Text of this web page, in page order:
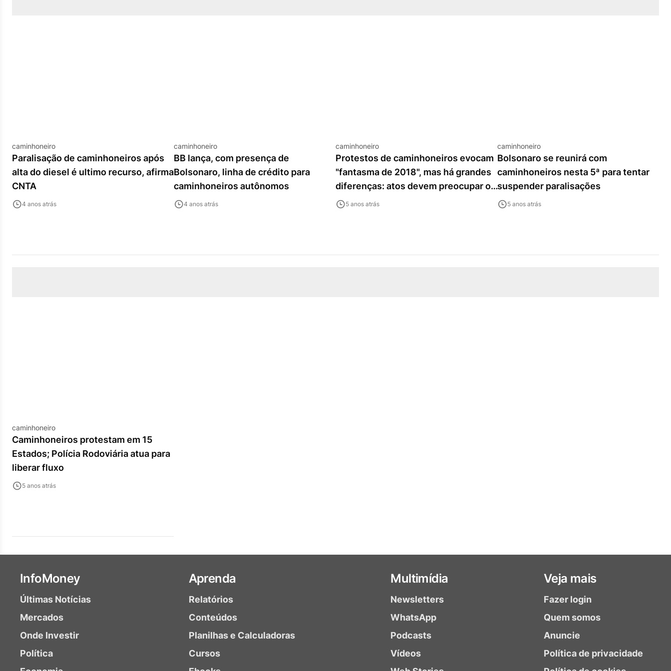
caminhoneiro
Paralisação de caminhoneiros após
alta do diesel é ultimo recurso, afirma
CNTA
4 anos atrás
caminhoneiro
BB lança, com presença de
Bolsonaro, linha de crédito para
caminhoneiros autônomos
4 anos atrás
caminhoneiro
Protestos de caminhoneiros evocam
"fantasma de 2018", mas há grandes
diferenças: atos devem preocupar os
investidores?
5 anos atrás
caminhoneiro
Bolsonaro se reunirá com
caminhoneiros nesta 5ª para tentar
suspender paralisações
5 anos atrás
caminhoneiro
Caminhoneiros protestam em 15
Estados; Polícia Rodoviária atua para
liberar fluxo
5 anos atrás
InfoMoney
Últimas Notícias
Mercados
Onde Investir
Política
Aprenda
Relatórios
Conteúdos
Planilhas e Calculadoras
Cursos
Multimídia
Newsletters
WhatsApp
Podcasts
Vídeos
Veja mais
Fazer login
Quem somos
Anuncie
Política de privacidade